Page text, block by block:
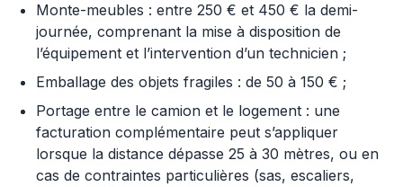
Monte-meubles : entre 250 € et 450 € la demi-
journée, comprenant la mise à disposition de
l’équipement et l’intervention d’un technicien ;
Emballage des objets fragiles : de 50 à 150 € ;
Portage entre le camion et le logement : une
facturation complémentaire peut s’appliquer
lorsque la distance dépasse 25 à 30 mètres, ou en
cas de contraintes particulières (sas, escaliers,